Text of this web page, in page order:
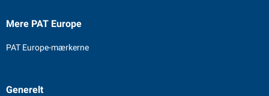
Mere PAT Europe
PAT Europe-mærkerne
Generelt